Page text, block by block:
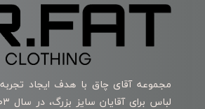
مجموعه آقای چاق با هدف ایجاد